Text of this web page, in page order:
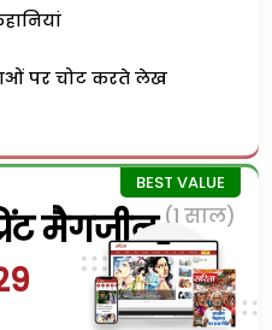
पर चोट करते लेख
मैगजीन (1 साल)